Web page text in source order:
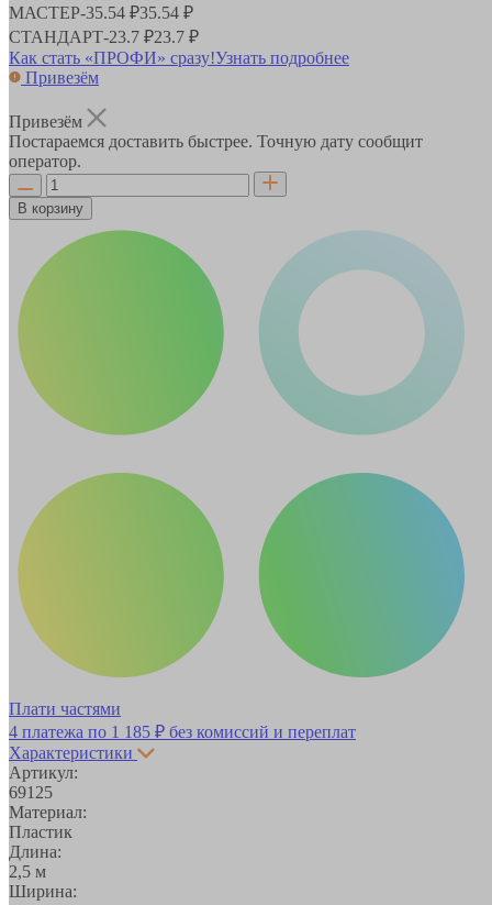
МАСТЕР-35.54 ₽35.54 ₽
СТАНДАРТ-23.7 ₽23.7 ₽
Как стать «ПРОФИ» сразу!Узнать подробнее
Привезём
Привезём
Постараемся доставить быстрее. Точную дату сообщит
оператор.
В корзину
Плати частями
4 платежа по 1 185 ₽ без комиссий и переплат
Характеристики
Артикул:
69125
Материал:
Пластик
Длина:
2,5 м
Ширина: